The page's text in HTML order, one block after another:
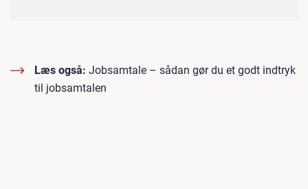
Læs også: Jobsamtale – sådan gør du et godt indtryk
til jobsamtalen